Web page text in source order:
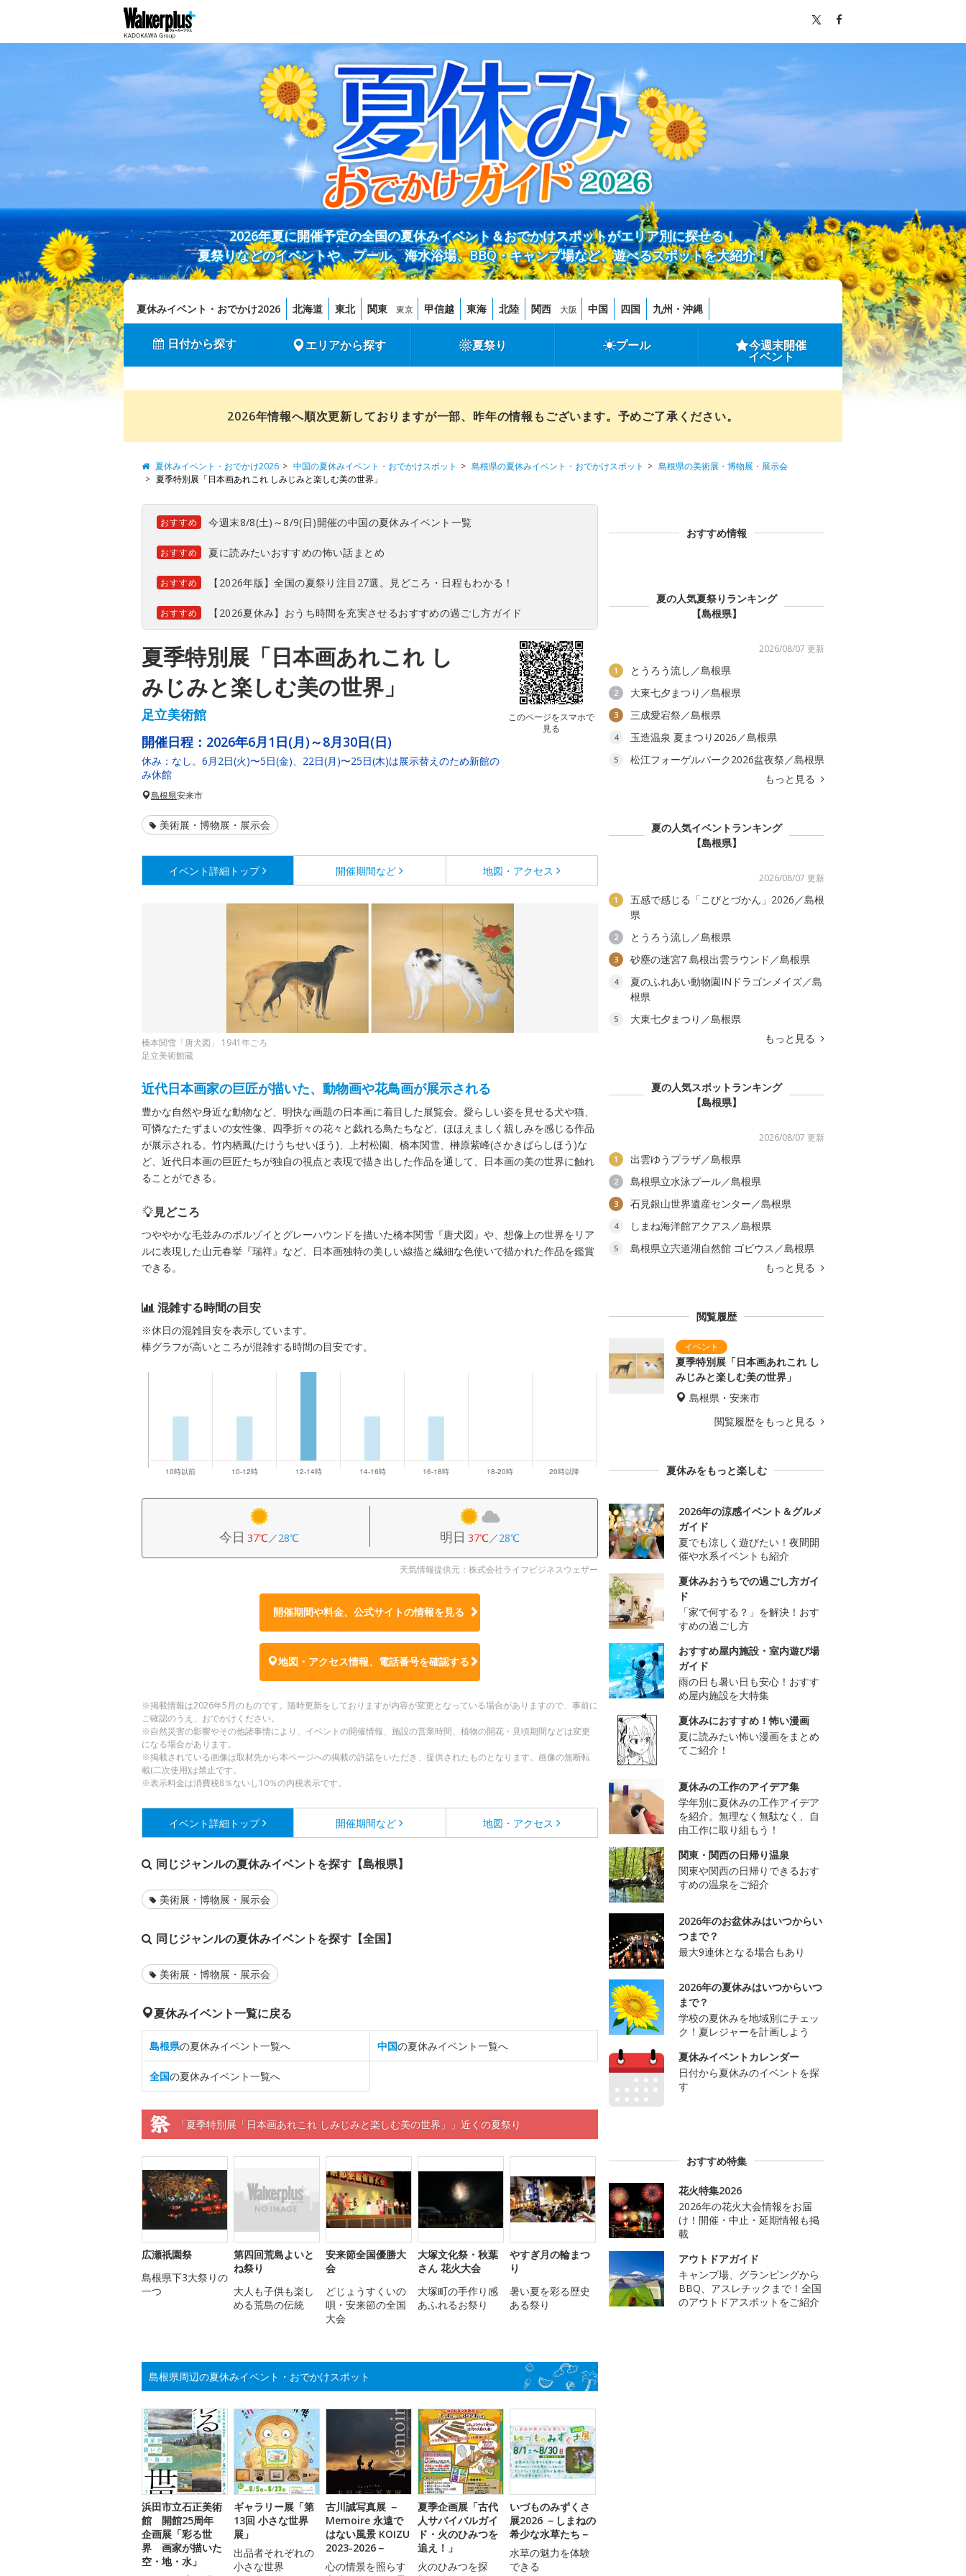
2026年夏に開催予定の全国の夏休みイベント＆おでかけスポットがエリア別に探せる！
夏祭りなどのイベントや、プール、海水浴場、BBQ・キャンプ場など、遊べるスポットを大紹介！
夏休みイベント・おでかけ2026 北海道 東北 関東 東京 甲信越 東海 北陸 関西 大阪 中国 四国 九州・沖縄
日付から探す エリアから探す 夏祭り プール 今週末開催
イベント
2026年情報へ順次更新しておりますが一部、昨年の情報もございます。予めご了承ください。
夏休みイベント・おでかけ2026 中国の夏休みイベント・おでかけスポット 島根県の夏休みイベント・おでかけスポット
島根県の美術展・博物展・展示会
夏季特別展「日本画あれこれ しみじみと楽しむ美の世界」
おすすめ 今週末8/8(土)～8/9(日)開催の中国の夏休みイベント一覧
おすすめ 夏に読みたいおすすめの怖い話まとめ
おすすめ 【2026年版】全国の夏祭り注目27選。見どころ・日程もわかる！
おすすめ 【2026夏休み】おうち時間を充実させるおすすめの過ごし方ガイド
夏季特別展「日本画あれこれ し
みじみと楽しむ美の世界」
足立美術館
このページをスマホで
見る
開催日程： 2026年6月1日(月)～8月30日(日)
休み：なし。6月2日(火)〜5日(金)、22日(月)〜25日(木)は展示替えのため新館の
み休館
島根県安来市
美術展・博物展・展示会
イベント詳細 トップ 開催期間など 地図・アクセス
橋本関雪「唐犬図」 1941年ごろ
足立美術館蔵
近代日本画家の巨匠が描いた、動物画や花鳥画が展示される
豊かな自然や身近な動物など、明快な画題の日本画に着目した展覧会。愛らしい姿を見せる犬や猫、
可憐なたたずまいの女性像、四季折々の花々と戯れる鳥たちなど、ほほえましく親しみを感じる作品
が展示される。竹内栖鳳(たけうちせいほう)、上村松園、橋本関雪、榊原紫峰(さかきばらしほう)な
ど、近代日本画の巨匠たちが独自の視点と表現で描き出した作品を通して、日本画の美の世界に触れ
ることができる。
見どころ
つややかな毛並みのボルゾイとグレーハウンドを描いた橋本関雪『唐犬図』や、想像上の世界をリア
ルに表現した山元春挙『瑞祥』など、日本画独特の美しい線描と繊細な色使いで描かれた作品を鑑賞
できる。
混雑する時間の目安
※休日の混雑目安を表示しています。
棒グラフが高いところが混雑する時間の目安です。
今日 37℃／28℃ 明日 37℃／28℃
天気情報提供元：株式会社ライフビジネスウェザー
開催期間や料金、公式サイトの情報を見る
地図・アクセス情報、電話番号を確認する
※掲載情報は2026年5月のものです。随時更新をしておりますが内容が変更となっている場合がありますので、事前に
ご確認のうえ、おでかけください。
※自然災害の影響やその他諸事情により、イベントの開催情報、施設の営業時間、植物の開花・見頃期間などは変更
になる場合があります。
※掲載されている画像は取材先から本ページへの掲載の許諾をいただき、提供されたものとなります。画像の無断転
載(二次使用)は禁止です。
※表示料金は消費税8％ないし10％の内税表示です。
イベント詳細 トップ 開催期間など 地図・アクセス
同じジャンルの夏休みイベントを探す【島根県】
美術展・博物展・展示会
同じジャンルの夏休みイベントを探す【全国】
美術展・博物展・展示会
夏休みイベント一覧に戻る
島根県の夏休みイベント一覧へ 中国の夏休みイベント一覧へ
全国の夏休みイベント一覧へ
「夏季特別展「日本画あれこれ しみじみと楽しむ美の世界」」近くの夏祭り
広瀬祇園祭
島根県下3大祭りの
一つ
第四回荒島よいと
ね祭り
大人も子供も楽し
める荒島の伝統
安来節全国優勝大
会
どじょうすくいの
唄・安来節の全国
大会
大塚文化祭・秋葉
さん 花火大会
大塚町の手作り感
あふれるお祭り
やすぎ月の輪まつ
り
暑い夏を彩る歴史
ある祭り
島根県周辺の夏休みイベント・おでかけスポット
浜田市立石正美術
館 開館25周年
企画展「彩る世
界 画家が描いた
空・地・水」
ギャラリー展「第
13回 小さな世界
展」
出品者それぞれの
小さな世界
古川誠写真展 －
Memoire 永遠で
はない風景 KOIZU
2023-2026－
心の情景を照らす
夏季企画展「古代
人サバイバルガイ
ド・火のひみつを
追え！」
火のひみつを探
いづものみずくさ
展2026 －しまねの
希少な水草たち－
水草の魅力を体験
できる
おすすめ情報
夏の人気夏祭りランキング
【島根県】
2026/08/07 更新
1 とうろう流し／島根県
2 大東七夕まつり／島根県
3 三成愛宕祭／島根県
4 玉造温泉 夏まつり2026／島根県
5
松江フォーゲルパーク2026盆夜祭／島根県
もっと見る
夏の人気イベントランキング
【島根県】
2026/08/07 更新
1
五感で感じる「こびとづかん」2026／島根
県
2 とうろう流し／島根県
3 砂塵の迷宮7 島根出雲ラウンド／島根県
4
夏のふれあい動物園INドラゴンメイズ／島
根県
5
大東七夕まつり／島根県
もっと見る
夏の人気スポットランキング
【島根県】
2026/08/07 更新
1 出雲ゆうプラザ／島根県
2 島根県立水泳プール／島根県
3 石見銀山世界遺産センター／島根県
4 しまね海洋館アクアス／島根県
5
島根県立宍道湖自然館 ゴビウス／島根県
もっと見る
閲覧履歴
夏季特別展「日本画あれこれ し
みじみと楽しむ美の世界」
島根県・安来市
閲覧履歴をもっと見る
夏休みをもっと楽しむ
2026年の涼感イベント＆グルメ
ガイド
夏でも涼しく遊びたい！夜間開
催や水系イベントも紹介
夏休みおうちでの過ごし方ガイ
ド
「家で何する？」を解決！おす
すめの過ごし方
おすすめ屋内施設・室内遊び場
ガイド
雨の日も暑い日も安心！おすす
め屋内施設を大特集
夏休みにおすすめ！怖い漫画
夏に読みたい怖い漫画をまとめ
てご紹介！
夏休みの工作のアイデア集
学年別に夏休みの工作アイデア
を紹介。無理なく無駄なく、自
由工作に取り組もう！
関東・関西の日帰り温泉
関東や関西の日帰りできるおす
すめの温泉をご紹介
2026年のお盆休みはいつからい
つまで？
最大9連休となる場合もあり
2026年の夏休みはいつからいつ
まで？
学校の夏休みを地域別にチェッ
ク！夏レジャーを計画しよう
夏休みイベントカレンダー
日付から夏休みのイベントを探
す
おすすめ特集
花火特集2026
2026年の花火大会情報をお届
け！開催・中止・延期情報も掲
載
アウトドアガイド
キャンプ場、グランピングから
BBQ、アスレチックまで！全国
のアウトドアスポットをご紹介